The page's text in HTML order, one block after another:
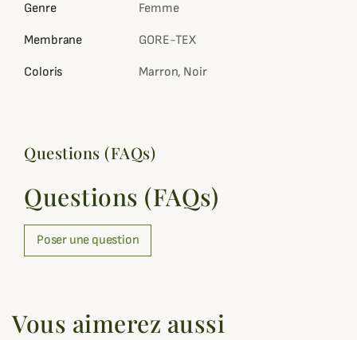
Genre Femme
Membrane GORE-TEX
Coloris Marron, Noir
Questions (FAQs)
Questions (FAQs)
Poser une question
Vous aimerez aussi